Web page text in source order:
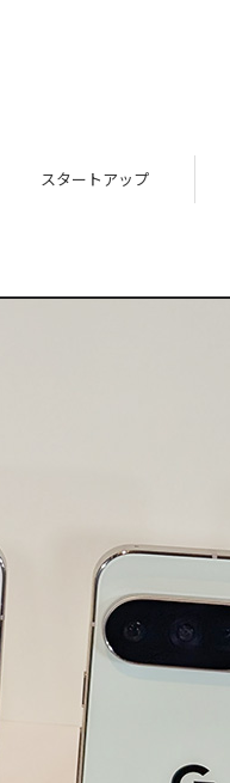
スタートアップ